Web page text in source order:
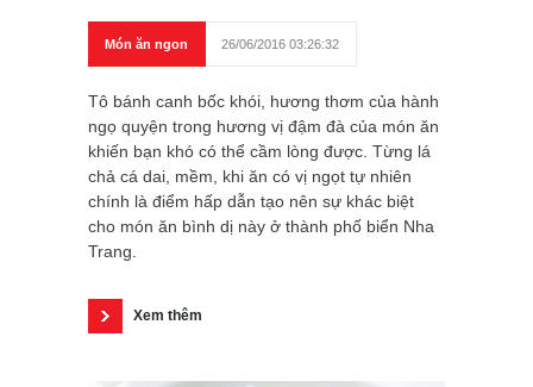
Món ăn ngon 26/06/2016 03:26:32
Tô bánh canh bốc khói, hương thơm của hành
ngọ quyện trong hương vị đậm đà của món ăn
khiến bạn khó có thể cầm lòng được. Từng lá
chả cá dai, mềm, khi ăn có vị ngọt tự nhiên
chính là điểm hấp dẫn tạo nên sự khác biệt
cho món ăn bình dị này ở thành phố biển Nha
Trang.
Xem thêm